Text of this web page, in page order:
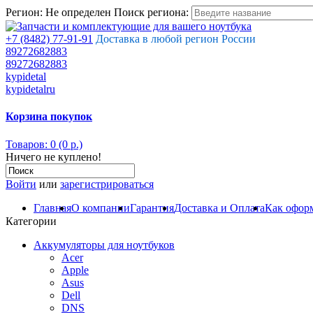
Регион: Не определен Поиск региона:
+7 (8482) 77-91-91 Доставка в любой регион России
89272682883
89272682883
kypidetal
kypidetalru
Корзина покупок
Товаров: 0 (0 р.)
Ничего не куплено!
Войти или зарегистрироваться
ГлавнаяО компанииГарантияДоставка и ОплатаКак
Категории
Аккумуляторы для ноутбуков
Acer
Apple
Asus
Dell
DNS